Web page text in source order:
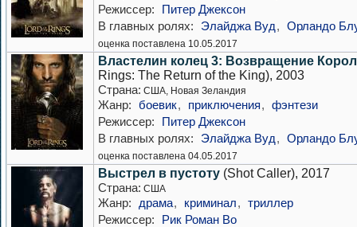
Режиссер:
Питер Джексон
В главных ролях:
Элайджа Вуд, Орландо
оценка поставлена 10.05.2017
Властелин колец 3: Возвращение
Rings: The Return of the King), 2003
Страна: США, Новая Зеландия
Жанр: боевик, приключения, фэнтези
Режиссер:
Питер Джексон
В главных ролях:
Элайджа Вуд, Орландо
оценка поставлена 04.05.2017
Выстрел в пустоту (Shot Caller), 2017
Страна: США
Жанр: драма, криминал, триллер
Режиссер:
Рик Роман Во